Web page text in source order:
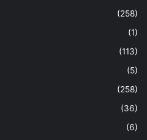
(258)
(1)
(113)
(5)
(258)
(36)
(6)